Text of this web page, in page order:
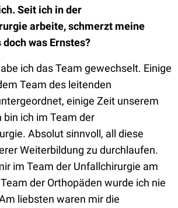
Seit ich in der
arbeite, schmerzt meine
doch was Ernstes?
ich das Team gewechselt. Einige
Team des leitenden
einige Zeit unserem
bin ich im Team der
Absolut sinnvoll, all diese
Weiterbildung zu durchlaufen.
im Team der Unfallchirurgie am
der Orthopäden wurde ich nie
liebsten waren mir die